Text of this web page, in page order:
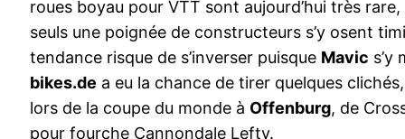
roues boyau pour VTT sont aujourd’hui très rare,
seuls une poignée de constructeurs s’y osent
tendance risque de s’inverser puisque Mavic s’y
bikes.de a eu la chance de tirer quelques clichés,
lors de la coupe du monde à Offenburg, de
pour fourche Cannondale Lefty.